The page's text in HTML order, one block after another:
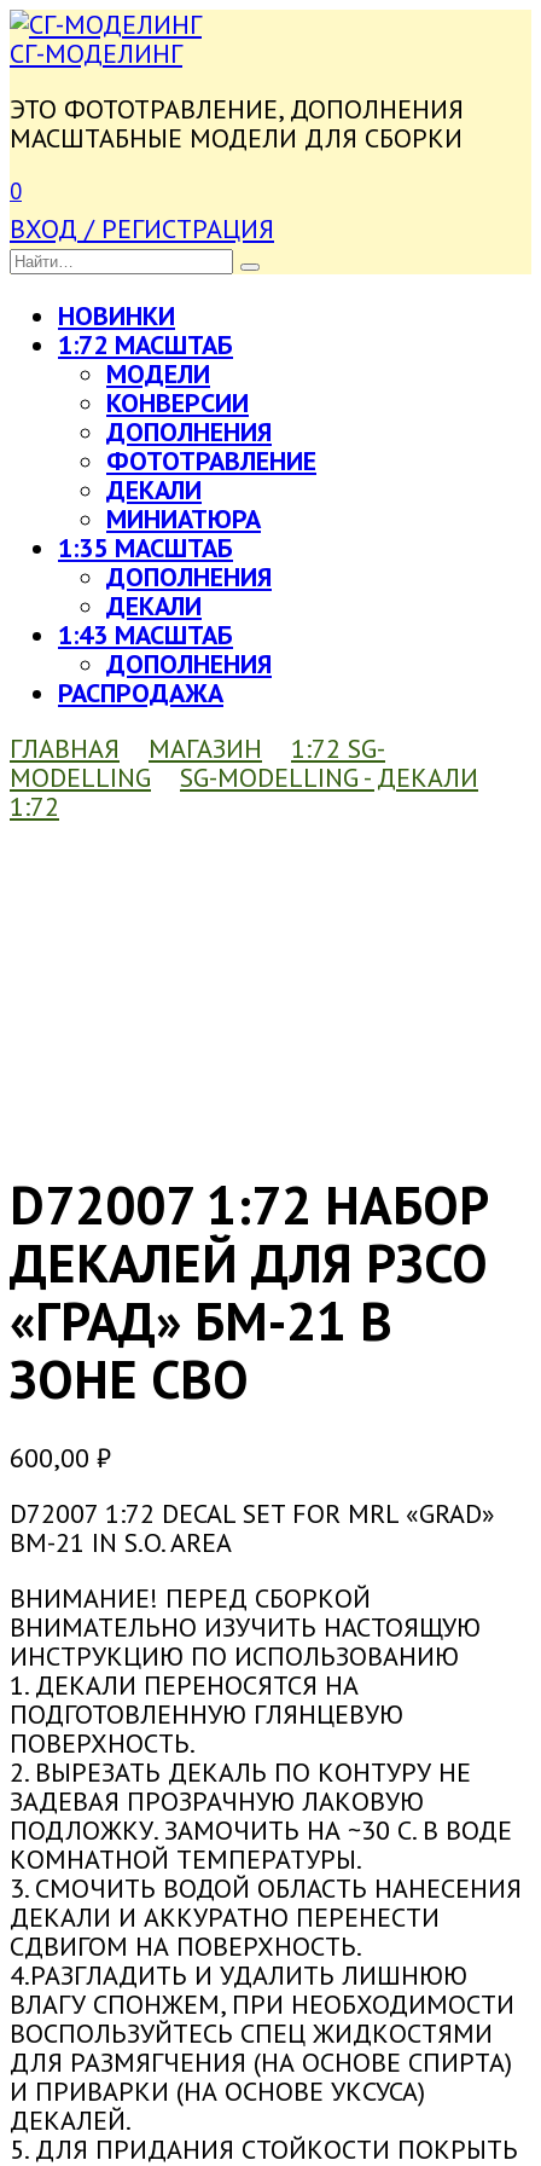
ПЕРЕЙТИ
К
СГ-МОДЕЛИНГ
ЭТО ФОТОТРАВЛЕНИЕ, ДОПОЛНЕНИЯ
МАСШТАБНЫЕ МОДЕЛИ ДЛЯ СБОРКИ
0
ВХОД / РЕГИСТРАЦИЯ
SEARCH
FOR:
НОВИНКИ
1:72 МАСШТАБ
МОДЕЛИ
КОНВЕРСИИ
ДОПОЛНЕНИЯ
ФОТОТРАВЛЕНИЕ
ДЕКАЛИ
МИНИАТЮРА
1:35 МАСШТАБ
ДОПОЛНЕНИЯ
ДЕКАЛИ
1:43 МАСШТАБ
ДОПОЛНЕНИЯ
РАСПРОДАЖА
ГЛАВНАЯ
МАГАЗИН
1:72 SG-
MODELLING
SG-MODELLING - ДЕКАЛИ
1:72
D72007 1:72 НАБОР
ДЕКАЛЕЙ ДЛЯ РЗСО
«ГРАД» БМ-21 В
ЗОНЕ СВО
600,00 ₽
D72007 1:72 DECAL SET FOR MRL «GRAD»
BM-21 IN S.O. AREA
ВНИМАНИЕ! ПЕРЕД СБОРКОЙ
ВНИМАТЕЛЬНО ИЗУЧИТЬ НАСТОЯЩУЮ
ИНСТРУКЦИЮ ПО ИСПОЛЬЗОВАНИЮ
1. ДЕКАЛИ ПЕРЕНОСЯТСЯ НА
ПОДГОТОВЛЕННУЮ ГЛЯНЦЕВУЮ
ПОВЕРХНОСТЬ.
2. ВЫРЕЗАТЬ ДЕКАЛЬ ПО КОНТУРУ НЕ
ЗАДЕВАЯ ПРОЗРАЧНУЮ ЛАКОВУЮ
ПОДЛОЖКУ. ЗАМОЧИТЬ НА ~30 С. В ВОДЕ
КОМНАТНОЙ ТЕМПЕРАТУРЫ.
3. СМОЧИТЬ ВОДОЙ ОБЛАСТЬ НАНЕСЕНИЯ
ДЕКАЛИ И АККУРАТНО ПЕРЕНЕСТИ
СДВИГОМ НА ПОВЕРХНОСТЬ.
4.РАЗГЛАДИТЬ И УДАЛИТЬ ЛИШНЮЮ
ВЛАГУ СПОНЖЕМ, ПРИ НЕОБХОДИМОСТИ
ВОСПОЛЬЗУЙТЕСЬ СПЕЦ ЖИДКОСТЯМИ
ДЛЯ РАЗМЯГЧЕНИЯ (НА ОСНОВЕ СПИРТА)
И ПРИВАРКИ (НА ОСНОВЕ УКСУСА)
ДЕКАЛЕЙ.
5. ДЛЯ ПРИДАНИЯ СТОЙКОСТИ ПОКРЫТЬ